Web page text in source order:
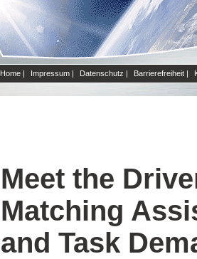
Home | Impressum | Datenschutz | Barrierefreiheit |
Meet the
Matching
and Task